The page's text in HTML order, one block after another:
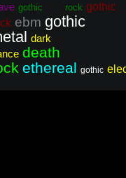
gothic rock gothic
ebm gothic
dark
death
ethereal gothic